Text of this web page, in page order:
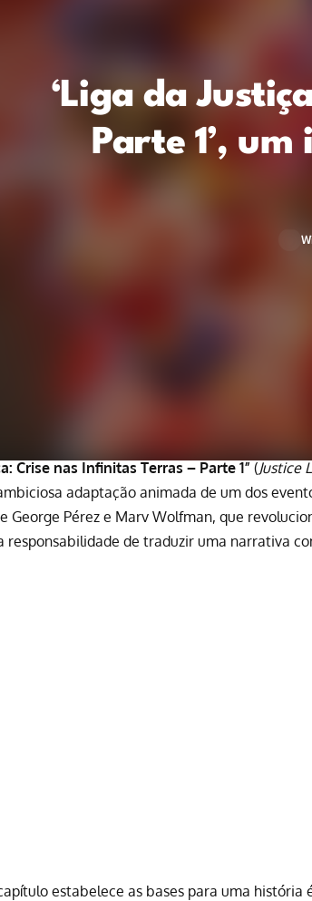
‘Liga da
Parte 1’,
Crise nas Infinitas Terras – Parte 1” (Justice
adaptação animada de um dos
George Pérez e Marv Wolfman, que
responsabilidade de traduzir uma narrativa
estabelece as bases para uma história